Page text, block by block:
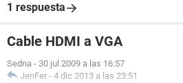
1 respuesta
Cable HDMI a VGA
Sedna - 30 jul 2009 a las 16:57
JenFer - 4 dic 2013 a las 23:51